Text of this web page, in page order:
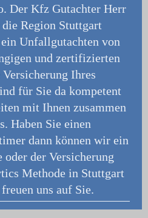
Der Kfz Gutachter Herr
Region Stuttgart
Unfallgutachten von
und zertifizierten
Ihres
für Sie da kompetent
mit Ihnen zusammen
Haben Sie einen
dann können wir ein
der Versicherung
Methode in Stuttgart
uns auf Sie.